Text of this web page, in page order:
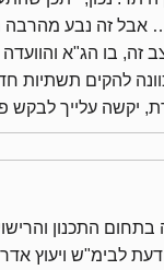
אבל זה נבע מהרבה
זה, בו הג"א
להקים
יקשה עלייך לבקש
בתחום התכנון
לבימ"ש ויעוץ